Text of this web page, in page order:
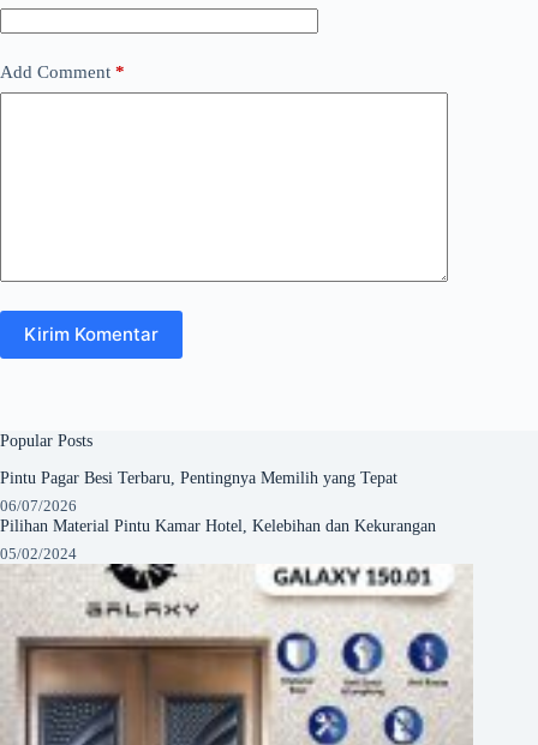
Add Comment *
Kirim Komentar
Popular Posts
Pintu Pagar Besi Terbaru, Pentingnya Memilih yang Tepat
06/07/2026
Pilihan Material Pintu Kamar Hotel, Kelebihan dan Kekurangan
05/02/2024